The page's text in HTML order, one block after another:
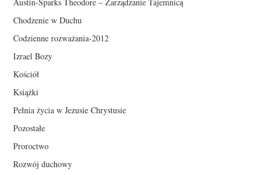
Austin-Sparks Theodore – Zarządzanie Tajemnicą
Chodzenie w Duchu
Codzienne rozważania-2012
Izrael Bozy
Kościół
Książki
Pełnia życia w Jezusie Chrystusie
Pozostałe
Proroctwo
Rozwój duchowy